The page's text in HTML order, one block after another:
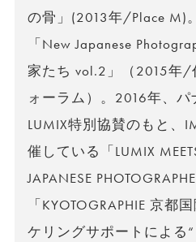
の骨」(2013年/Place M)
「New Japanese
家たち vol.2」（2015年/
ォーラム）。2016年、
LUMIX特別協賛のもと、
催している「LUMIX
JAPANESE
「KYOTOGRAPHIE 京都
ケリングサポートによる